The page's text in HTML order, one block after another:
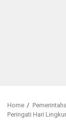
Home
Peringati Hari